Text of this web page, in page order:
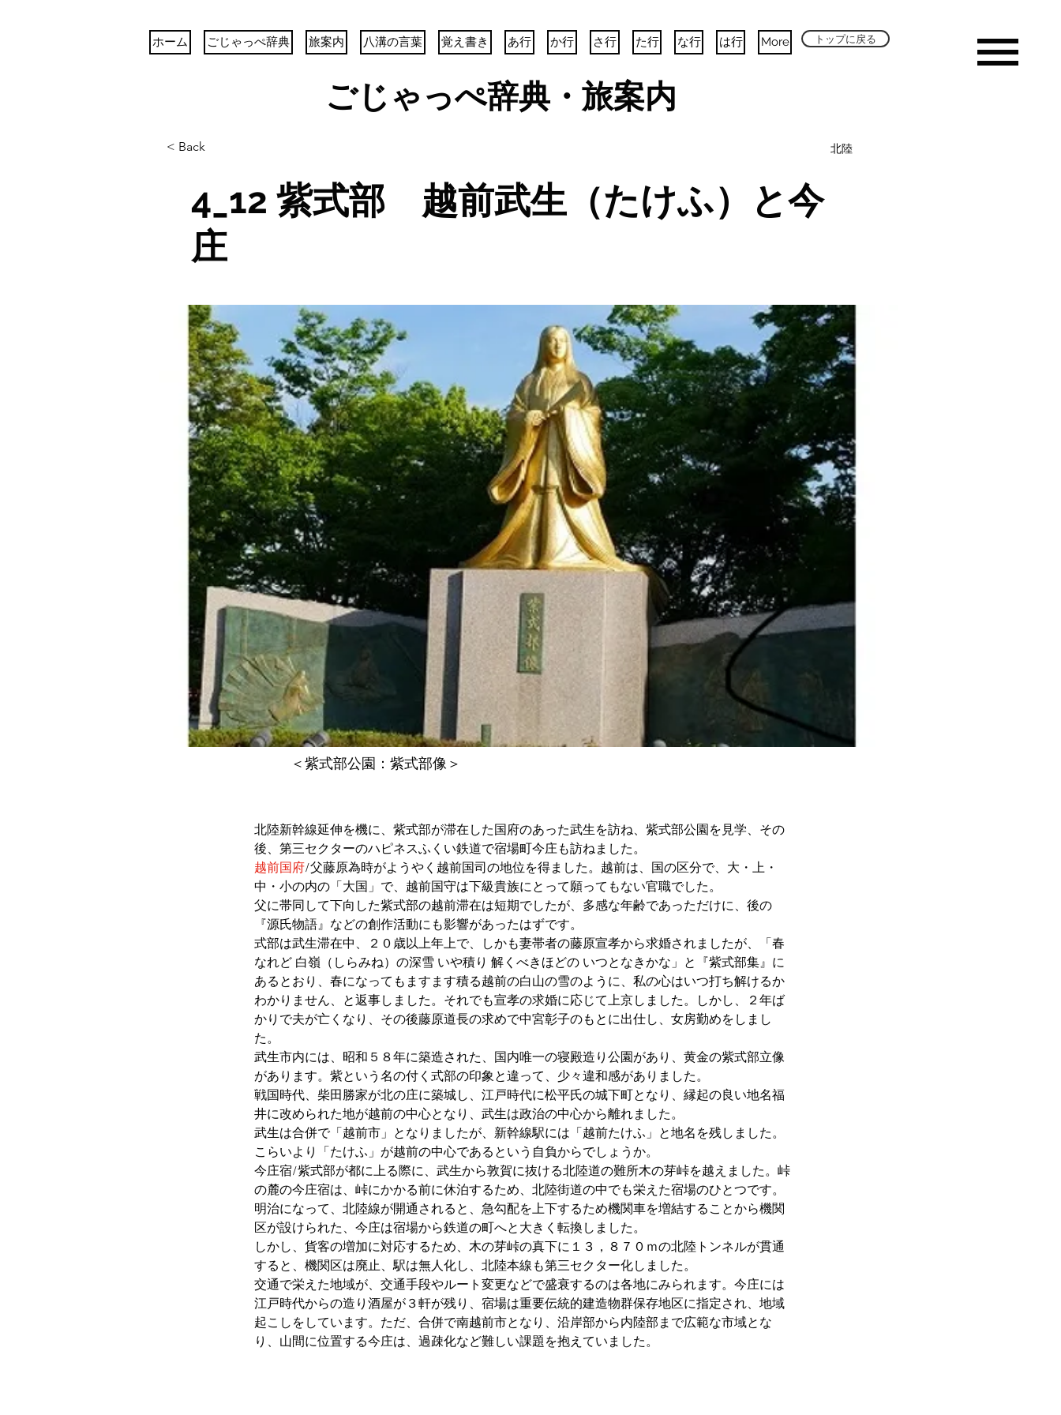
ホーム ごじゃっぺ辞典 旅案内 八溝の言葉 覚え書き あ行 か行 さ行 た行 な行 は行 More トップに戻る
ごじゃっぺ辞典・旅案内
< Back 北陸
4_12 紫式部 越前武生（たけふ）と今
庄
＜紫式部公園：紫式部像＞
北陸新幹線延伸を機に、紫式部が滞在した国府のあった武生を訪ね、紫式部公園を見学、その
後、第三セクターのハピネスふくい鉄道で宿場町今庄も訪ねました。
越前国府/父藤原為時がようやく越前国司の地位を得ました。越前は、国の区分で、大・上・
中・小の内の「大国」で、越前国守は下級貴族にとって願ってもない官職でした。
父に帯同して下向した紫式部の越前滞在は短期でしたが、多感な年齢であっただけに、後の
『源氏物語』などの創作活動にも影響があったはずです。
式部は武生滞在中、２０歳以上年上で、しかも妻帯者の藤原宣孝から求婚されましたが、「春
なれど 白嶺（しらみね）の深雪 いや積り 解くべきほどの いつとなきかな」と『紫式部集』に
あるとおり、春になってもますます積る越前の白山の雪のように、私の心はいつ打ち解けるか
わかりません、と返事しました。それでも宣孝の求婚に応じて上京しました。しかし、２年ば
かりで夫が亡くなり、その後藤原道長の求めで中宮彰子のもとに出仕し、女房勤めをしまし
た。
武生市内には、昭和５８年に築造された、国内唯一の寝殿造り公園があり、黄金の紫式部立像
があります。紫という名の付く式部の印象と違って、少々違和感がありました。
戦国時代、柴田勝家が北の庄に築城し、江戸時代に松平氏の城下町となり、縁起の良い地名福
井に改められた地が越前の中心となり、武生は政治の中心から離れました。
武生は合併で「越前市」となりましたが、新幹線駅には「越前たけふ」と地名を残しました。
こらいより「たけふ」が越前の中心であるという自負からでしょうか。
今庄宿/紫式部が都に上る際に、武生から敦賀に抜ける北陸道の難所木の芽峠を越えました。峠
の麓の今庄宿は、峠にかかる前に休泊するため、北陸街道の中でも栄えた宿場のひとつです。
明治になって、北陸線が開通されると、急勾配を上下するため機関車を増結することから機関
区が設けられた、今庄は宿場から鉄道の町へと大きく転換しました。
しかし、貨客の増加に対応するため、木の芽峠の真下に１３，８７０ｍの北陸トンネルが貫通
すると、機関区は廃止、駅は無人化し、北陸本線も第三セクター化しました。
交通で栄えた地域が、交通手段やルート変更などで盛衰するのは各地にみられます。今庄には
江戸時代からの造り酒屋が３軒が残り、宿場は重要伝統的建造物群保存地区に指定され、地域
起こしをしています。ただ、合併で南越前市となり、沿岸部から内陸部まで広範な市域とな
り、山間に位置する今庄は、過疎化など難しい課題を抱えていました。